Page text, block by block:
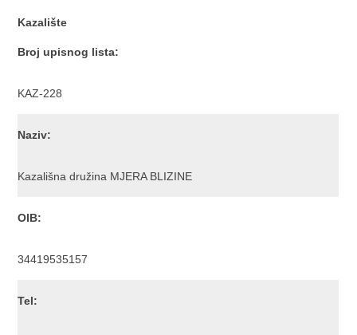
Kazalište
Broj upisnog lista:
KAZ-228
Naziv:
Kazališna družina MJERA BLIZINE
OIB:
34419535157
Tel: